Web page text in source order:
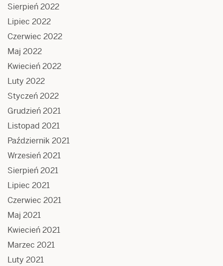
Sierpień 2022
Lipiec 2022
Czerwiec 2022
Maj 2022
Kwiecień 2022
Luty 2022
Styczeń 2022
Grudzień 2021
Listopad 2021
Październik 2021
Wrzesień 2021
Sierpień 2021
Lipiec 2021
Czerwiec 2021
Maj 2021
Kwiecień 2021
Marzec 2021
Luty 2021